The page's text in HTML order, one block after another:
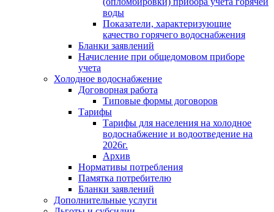
воды
Показатели, характеризующие
качество горячего водоснабжения
Бланки заявлений
Начисление при общедомовом приборе
учета
Холодное водоснабжение
Договорная работа
Типовые формы договоров
Тарифы
Тарифы для населения на холодное
водоснабжение и водоотведение на
2026г.
Архив
Нормативы потребления
Памятка потребителю
Бланки заявлений
Дополнительные услуги